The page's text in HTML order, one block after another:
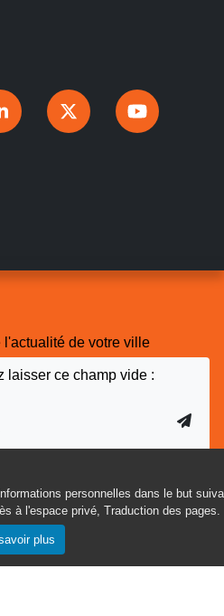
personnelles dans le but
à l'espace privé, Traduction des pages
plus
de votre ville
laisser ce champ vide :